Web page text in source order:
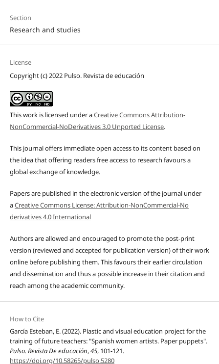
Section
Research and studies
License
Copyright (c) 2022 Pulso. Revista de educación
This work is licensed under aCreative Commons Attribution-
NonCommercial-NoDerivatives 3.0 Unported License.
This journal offers immediate open access to its content based on
the idea that offering readers free access to research favours a
global exchange of knowledge.
Papers are published in the electronic version of the journal under
aCreative Commons License: Attribution-NonCommercial-No
derivatives 4.0 International
Authors are allowed and encouraged to promote the post-print
version (reviewed and accepted for publication version) of their work
online before publishing them. This favours their earlier circulation
and dissemination and thus a possible increase in their citation and
reach among the academic community.
How to Cite
García Esteban, E. (2022). Plastic and visual education project for the
training of future teachers: "Spanish women artists. Paper puppets".
Pulso. Revista De educación,45, 101-121.
https://doi.org/10.58265/pulso.5280